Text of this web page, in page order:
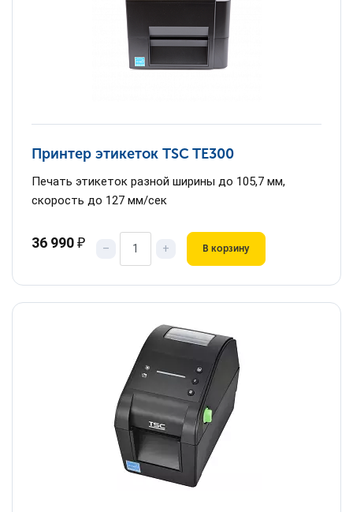
Принтер этикеток TSC TE300
Печать этикеток разной ширины до 105,7 мм,
скорость до 127 мм/сек
36 990₽ – + В корзину